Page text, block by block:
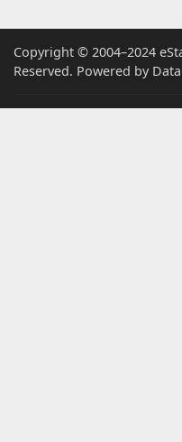
Copyright © 2004–2024
Reserved. Powered by